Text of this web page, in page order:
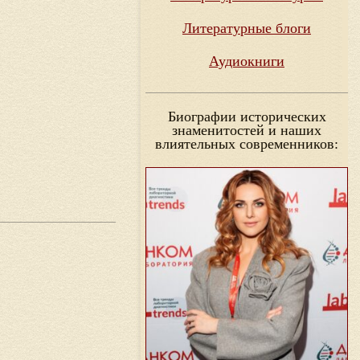
Литературные блоги
Аудиокниги
Биографии исторических
знаменитостей и наших
влиятельных современников: